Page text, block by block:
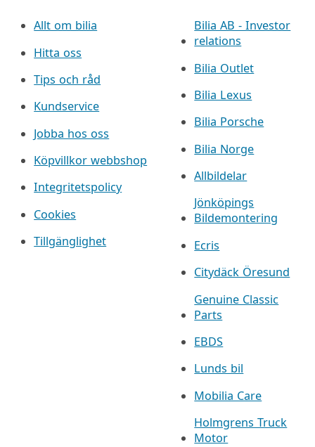
Allt om bilia
Hitta oss
Tips och råd
Kundservice
Jobba hos oss
Köpvillkor webbshop
Integritetspolicy
Cookies
Tillgänglighet
Bilia AB - Investor
relations
Bilia Outlet
Bilia Lexus
Bilia Porsche
Bilia Norge
Allbildelar
Jönköpings
Bildemontering
Ecris
Citydäck Öresund
Genuine Classic
Parts
EBDS
Lunds bil
Mobilia Care
Holmgrens Truck
Motor